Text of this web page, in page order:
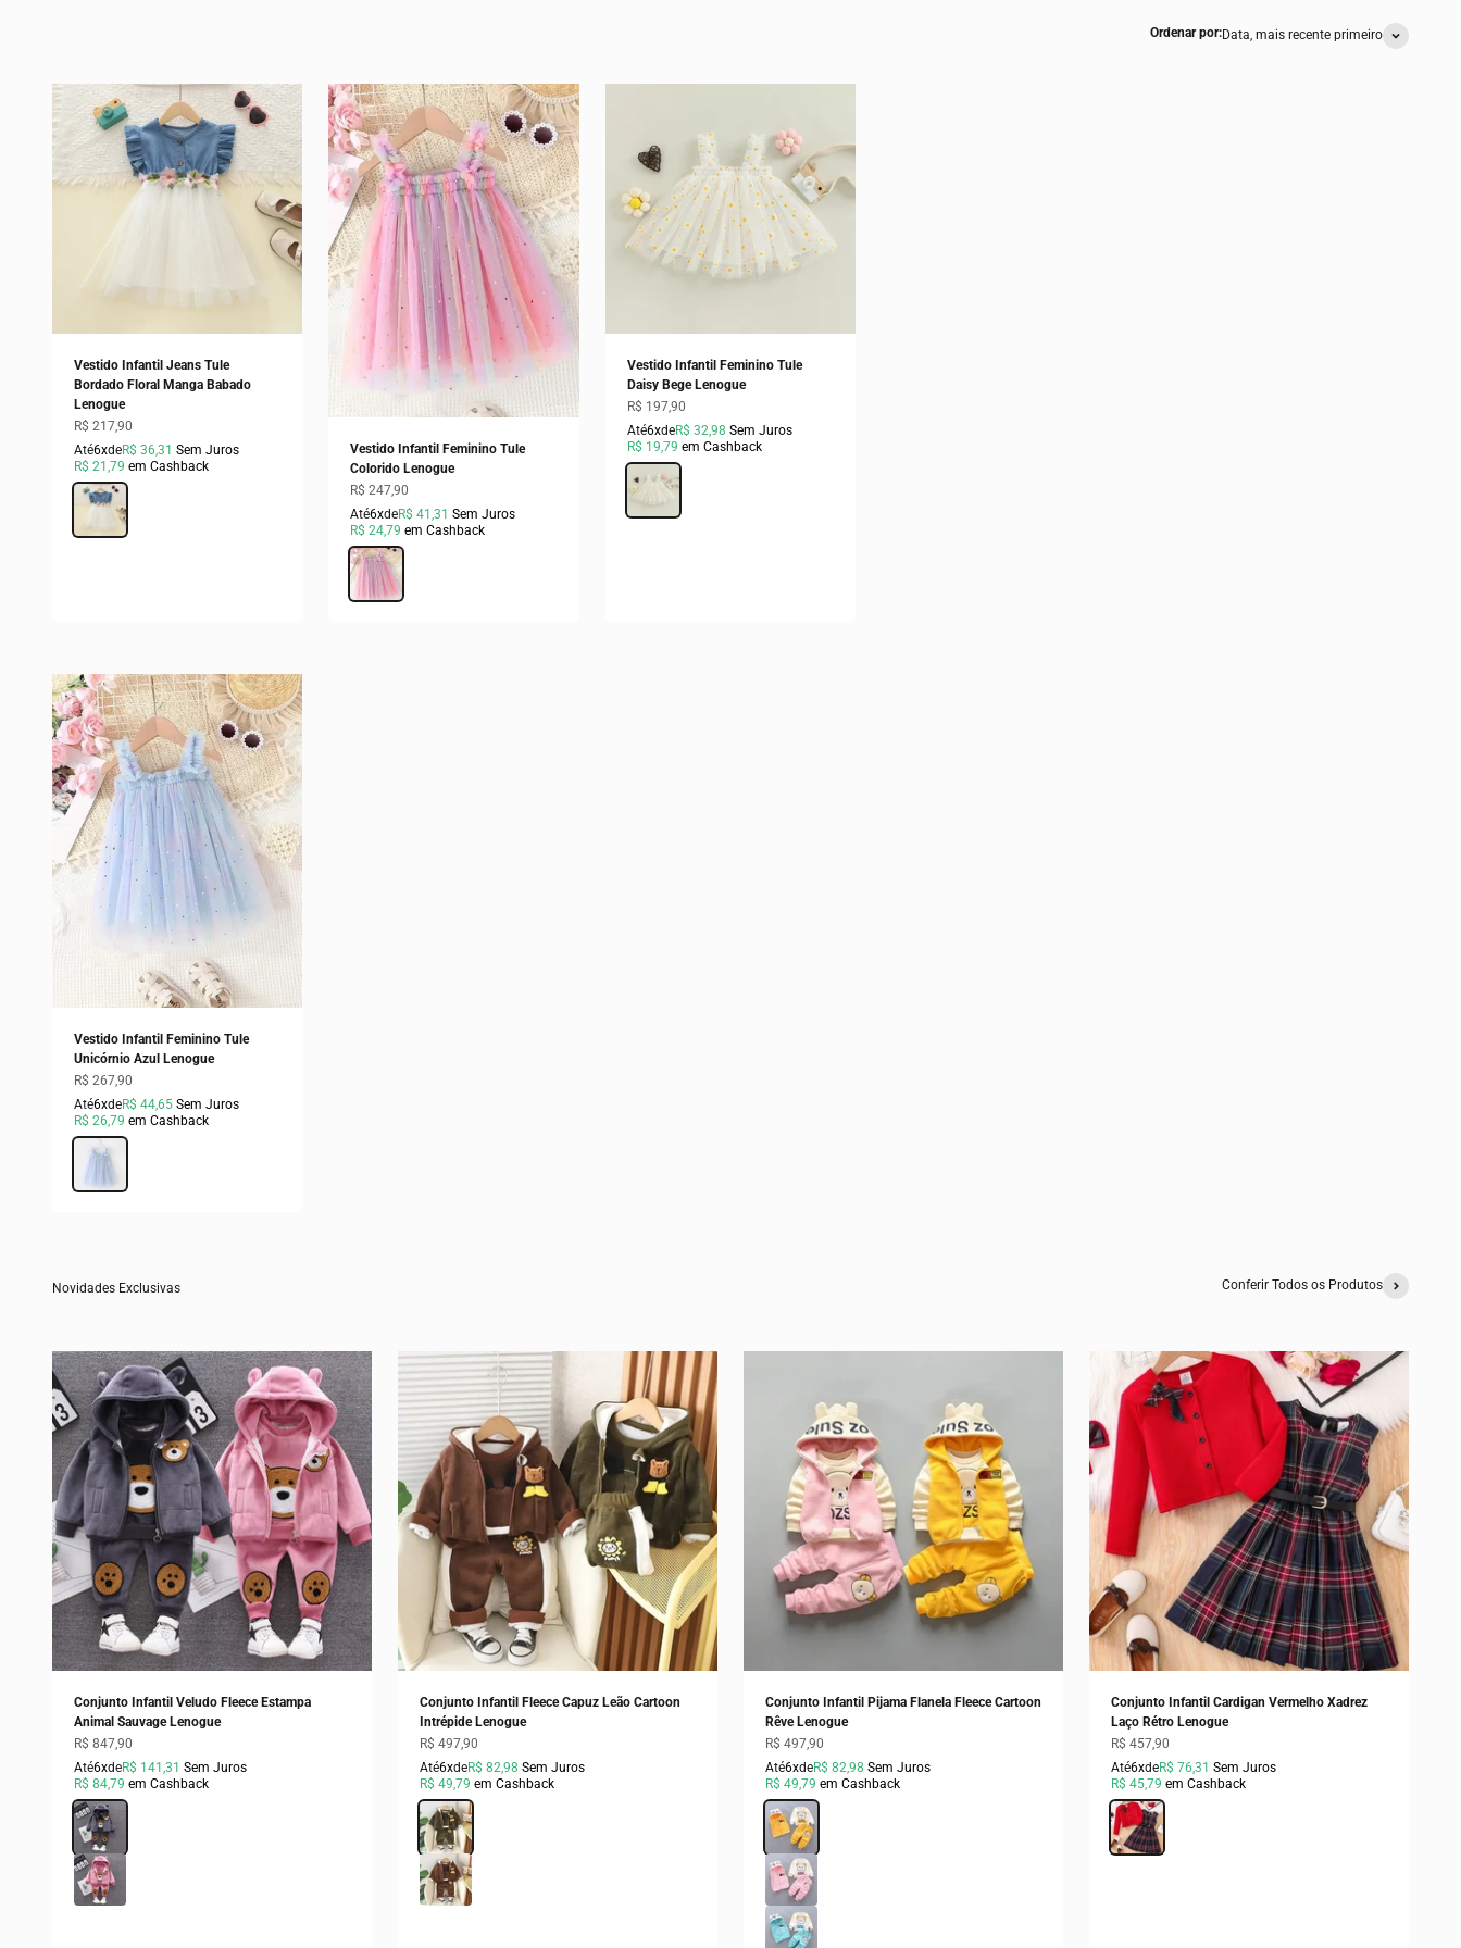
Ordenar por:Data, mais recente primeiro
Vestido Infantil Jeans Tule
Bordado Floral Manga Babado
Lenogue
Preço promocional
R$ 217,90
Até6xdeR$ 36,31 Sem Juros
R$ 21,79 em Cashback
Cor
Azul e Branco
Vestido Infantil Feminino Tule
Colorido Lenogue
Preço promocional
R$ 247,90
Até6xdeR$ 41,31 Sem Juros
R$ 24,79 em Cashback
Cor
Rosa
Vestido Infantil Feminino Tule
Daisy Bege Lenogue
Preço promocional
R$ 197,90
Até6xdeR$ 32,98 Sem Juros
R$ 19,79 em Cashback
Vestido Infantil Feminino Tule
Unicórnio Azul Lenogue
Preço promocional
R$ 267,90
Até6xdeR$ 44,65 Sem Juros
R$ 26,79 em Cashback
Cor
Azul
Novidades Exclusivas Conferir Todos os Produtos
Conjunto Infantil Veludo Fleece Estampa
Animal Sauvage Lenogue
Preço promocional
R$ 847,90
Até6xdeR$ 141,31 Sem Juros
R$ 84,79 em Cashback
Cor
Cinza
Rosa
Conjunto Infantil Fleece Capuz Leão Cartoon
Intrépide Lenogue
Preço promocional
R$ 497,90
Até6xdeR$ 82,98 Sem Juros
R$ 49,79 em Cashback
Cor
Verde
Marrom
Conjunto Infantil Pijama Flanela Fleece Cartoon
Rêve Lenogue
Preço promocional
R$ 497,90
Até6xdeR$ 82,98 Sem Juros
R$ 49,79 em Cashback
Cor
Amarelo
Rosa
Azul
Conjunto Infantil Cardigan Vermelho Xadrez
Laço Rétro Lenogue
Preço promocional
R$ 457,90
Até6xdeR$ 76,31 Sem Juros
R$ 45,79 em Cashback
Cor
Vermelho